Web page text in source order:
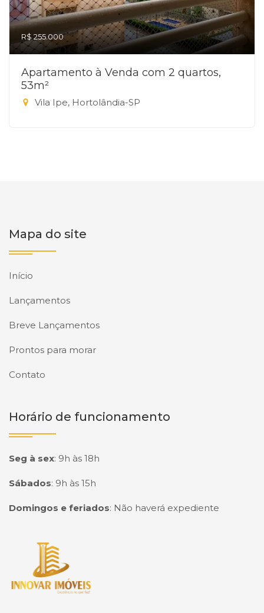
R$ 255.000
Apartamento à Venda com 2 quartos,
53m²
Vila Ipe, Hortolândia-SP
Mapa do site
Início
Lançamentos
Breve Lançamentos
Prontos para morar
Contato
Horário de funcionamento
Seg à sex: 9h às 18h
Sábados: 9h às 15h
Domingos e feriados: Não haverá expediente
Página inicial